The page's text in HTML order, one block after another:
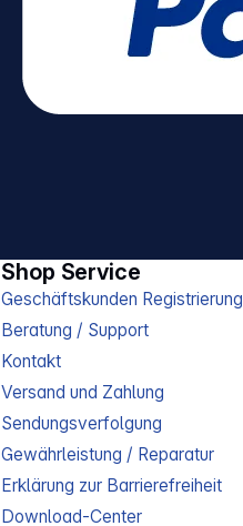
Shop Service
Geschäftskunden Registrierung
Beratung / Support
Kontakt
Versand und Zahlung
Sendungsverfolgung
Gewährleistung / Reparatur
Erklärung zur Barrierefreiheit
Download-Center